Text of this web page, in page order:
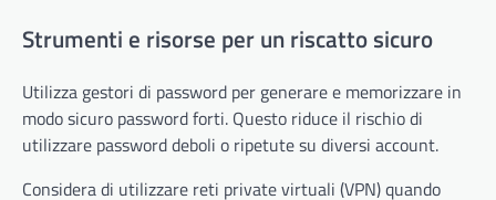
Strumenti e risorse per un riscatto sicuro
Utilizza gestori di password per generare e memorizzare in
modo sicuro password forti. Questo riduce il rischio di
utilizzare password deboli o ripetute su diversi account.
Considera di utilizzare reti private virtuali (VPN) quando